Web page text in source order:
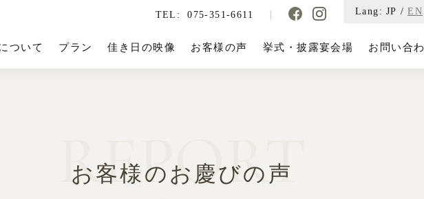
TEL: 075-351-6611 Lang: JP / EN
ついて プラン 佳き日の映像 お客様の声 挙式・披露宴会場 お問い合
お客様のお慶びの声
REPORT